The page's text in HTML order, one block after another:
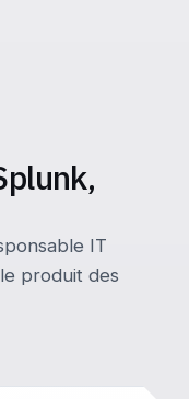
IT
produit des